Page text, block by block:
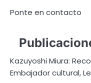
Ponte en contacto
Kazuyoshi Miura:
Embajador cultural,